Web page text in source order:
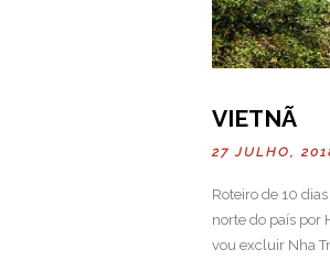
VIETNÃ
27 JULHO,
Roteiro de 10
norte do país por
vou excluir Nha